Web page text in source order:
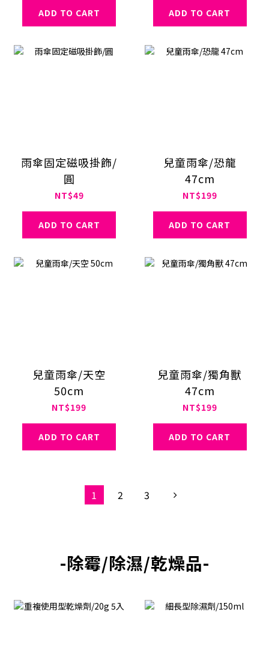
ADD TO CART ADD TO CART
雨傘固定磁吸掛飾/
圓
NT$49
ADD TO CART
兒童雨傘/恐龍
47cm
NT$199
ADD TO CART
兒童雨傘/天空
50cm
NT$199
ADD TO CART
兒童雨傘/獨角獸
47cm
NT$199
ADD TO CART
1 2 3
-除霉/除濕/乾燥品-